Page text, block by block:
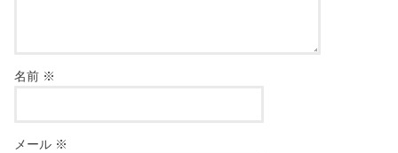
名前 ※
メール ※